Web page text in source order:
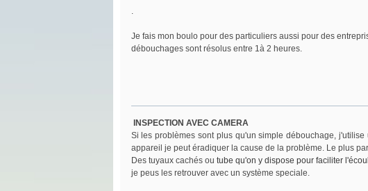
.
Je fais mon boulo pour des particuliers aussi pour des
débouchages sont résolus entre 1à 2 heures.
INSPECTION AVEC CAMERA
Si les problèmes sont plus qu'un simple débouchage,
appareil je peut éradiquer la cause de la problème. Le plus
Des tuyaux cachés ou tube qu'on y dispose pour faciliter
je peus les retrouver avec un système speciale.